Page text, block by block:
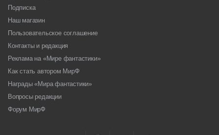
Подписка
Наш магазин
Пользовательское соглашение
Контакты и редакция
Реклама на «Мире фантастики»
Как стать автором МирФ
Награды «Мира фантастики»
Вопросы редакции
Форум МирФ